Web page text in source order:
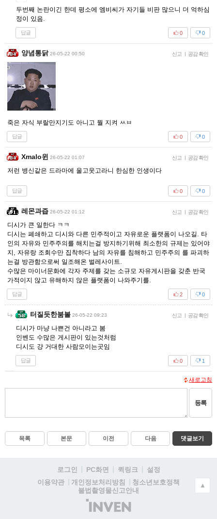
두번째 논란이긴 한데 평소에 엠비씨가 자기들 비판 많으니 더 억하심
정이 있음.
답글 0
0
양념통닭 26-05-22 00:50 신고 | 공감 확인
죽은 자식 부랄만지기도 아니고 뭘 지켜 ㅆㅂ
답글 0
0
Xmalo윈 26-05-22 01:07 신고 | 공감 확인
저런 병신같은 드라마에 울고웃고라니 한심한 인생이다
답글 0
0
레몬과즙 26-05-22 01:12 신고 | 공감 확인
디시가 큰 일한다 ㅋㅋ
디시는 폐쇄하고 디시와 다른 민주적이고 자유로운 플랫폼이 나오길. 타
인의 자유와 민주주의를 해치는걸 방지하기위해 최소한의 규제는 있어야
지, 자유랑 조회수만 집착하다 남의 자유를 침해하고 민주주의 를 파괴하
는걸 방관함으로써 일조해온 벌레사이트.
수많은 마이너문화에 각자 주제를 갖는 소규모 자유게시판을 갖춘 반국
가적이지 않고 유해하지 않은 플랫폼이 나와주기를.
답글 0
2
터질듯한붐볼 26-05-22 09:23 신고 | 공감 확인
디시가 마냥 나쁜건 아니라고 봄
인벤도 수많은 게시판이 있는것처럼
디시도 걍 거대한 사람모이는곳임
답글 1
0
새로고침
등록
목록 본문 이전 다음 댓글보기
로그인 PC화면 퀵링크
설정
이용약관
개인정보처리방침
청소년보호정책
불법촬영물신고안내
(주)
인
▲